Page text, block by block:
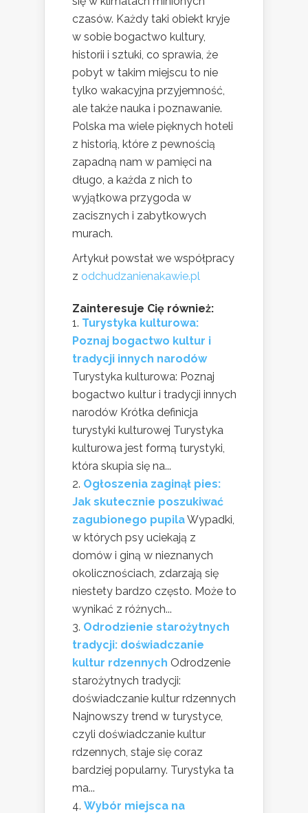
czasów. Każdy taki obiekt kryje
w sobie bogactwo kultury,
historii i sztuki, co sprawia, że
pobyt w takim miejscu to nie
tylko wakacyjna przyjemność,
ale także nauka i poznawanie.
Polska ma wiele pięknych hoteli
z historią, które z pewnością
zapadną nam w pamięci na
długo, a każda z nich to
wyjątkowa przygoda w
zacisznych i zabytkowych
murach.
Artykuł powstał we współpracy
z odchudzanienakawie.pl
Zainteresuje Cię również:
Turystyka kulturowa:
Poznaj bogactwo kultur i
tradycji innych narodów
Turystyka kulturowa: Poznaj
bogactwo kultur i tradycji innych
narodów Krótka definicja
turystyki kulturowej Turystyka
kulturowa jest formą turystyki,
która skupia się na...
Ogłoszenia zaginął pies:
Jak skutecznie poszukiwać
zagubionego pupilaWypadki,
w których psy uciekają z
domów i giną w nieznanych
okolicznościach, zdarzają się
niestety bardzo często. Może to
wynikać z różnych...
Odrodzienie starożytnych
tradycji: doświadczanie
kultur rdzennych Odrodzenie
starożytnych tradycji:
doświadczanie kultur rdzennych
Najnowszy trend w turystyce,
czyli doświadczanie kultur
rdzennych, staje się coraz
bardziej popularny. Turystyka ta
ma...
Wybór miejsca na